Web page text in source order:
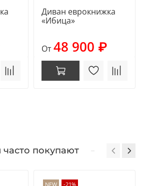
Диван еврокнижка
«Ибица»
От48 900 ₽
покупают
NEW -21%